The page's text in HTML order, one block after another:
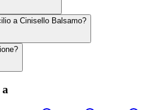
a Cinisello Balsamo?